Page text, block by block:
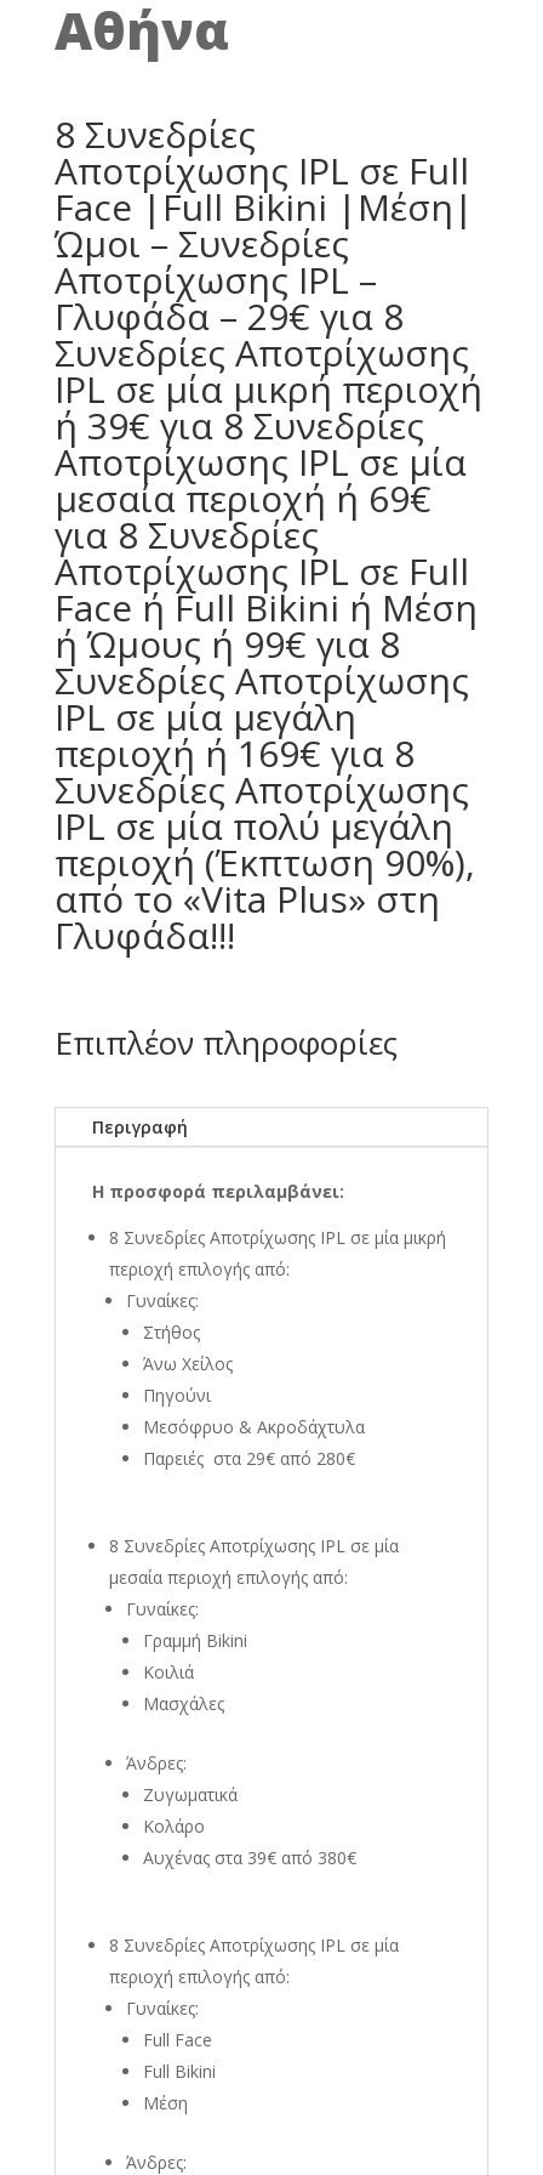
Αθήνα
8 Συνεδρίες
Αποτρίχωσης IPL σε Full
Face |Full Bikini |Μέση|
Ώμοι – Συνεδρίες
Αποτρίχωσης IPL –
Γλυφάδα – 29€ για 8
Συνεδρίες Αποτρίχωσης
IPL σε μία μικρή περιοχή
ή 39€ για 8 Συνεδρίες
Αποτρίχωσης IPL σε μία
μεσαία περιοχή ή 69€
για 8 Συνεδρίες
Αποτρίχωσης IPL σε Full
Face ή Full Bikini ή Μέση
ή Ώμους ή 99€ για 8
Συνεδρίες Αποτρίχωσης
IPL σε μία μεγάλη
περιοχή ή 169€ για 8
Συνεδρίες Αποτρίχωσης
IPL σε μία πολύ μεγάλη
περιοχή (Έκπτωση 90%),
από το «Vita Plus» στη
Γλυφάδα!!!
Επιπλέον πληροφορίες
Περιγραφή
Η προσφορά περιλαμβάνει:
8 Συνεδρίες Αποτρίχωσης IPL σε μία μικρή
περιοχή επιλογής από:
Γυναίκες:
Στήθος
Άνω Χείλος
Πηγούνι
Μεσόφρυο & Ακροδάχτυλα
Παρειές στα 29€ από 280€
8 Συνεδρίες Αποτρίχωσης IPL σε μία
μεσαία περιοχή επιλογής από:
Γυναίκες:
Γραμμή Bikini
Κοιλιά
Μασχάλες
Άνδρες:
Ζυγωματικά
Κολάρο
Αυχένας στα 39€ από 380€
8 Συνεδρίες Αποτρίχωσης IPL σε μία
περιοχή επιλογής από:
Γυναίκες:
Full Face
Full Bikini
Μέση
Άνδρες: